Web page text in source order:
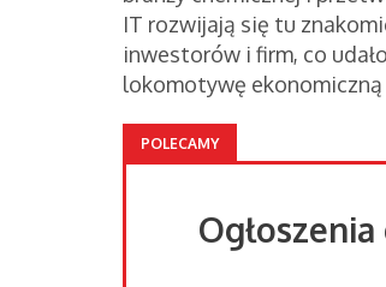
IT rozwijają się tu
inwestorów i firm, co
lokomotywę ekonomiczną
POLECAMY